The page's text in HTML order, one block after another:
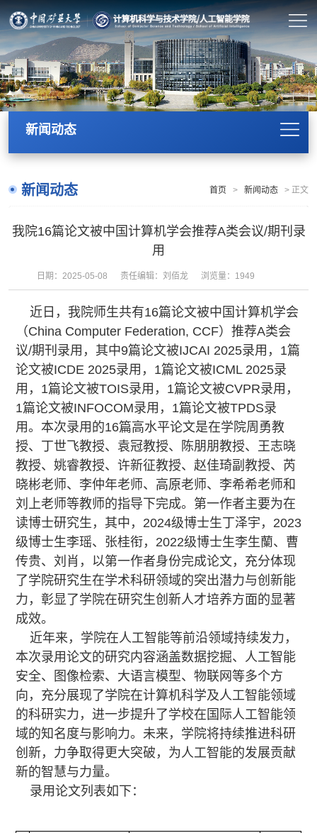
新闻动态
新闻动态 首页 > 新闻动态 >正文
我院16篇论文被中国计算机学会推荐A类会议/期刊录
用
日期：2025-05-08 责任编辑：刘佰龙 浏览量： 1949
近日，我院师生共有16篇论文被中国计算机学会
（China Computer Federation, CCF）推荐A类会
议/期刊录用，其中9篇论文被IJCAI 2025录用， 1篇
论文被ICDE 2025录用， 1篇论文被ICML 2025录
用， 1篇论文被TOIS录用， 1篇论文被CVPR录用，
1篇论文被INFOCOM录用， 1篇论文被TPDS录
用。本次录用的16篇高水平论文是在学院周勇教
授、丁世飞教授、袁冠教授、陈朋朋教授、王志晓
教授、姚睿教授、许新征教授、赵佳琦副教授、芮
晓彬老师、李仲年老师、高原老师、李希希老师和
刘上老师等教师的指导下完成。第一作者主要为在
读博士研究生，其中， 2024级博士生丁泽宇， 2023
级博士生李瑶、张桂衔， 2022级博士生李生蘭、曹
传贵、刘肖，以第一作者身份完成论文，充分体现
了学院研究生在学术科研领域的突出潜力与创新能
力，彰显了学院在研究生创新人才培养方面的显著
成效。
近年来，学院在人工智能等前沿领域持续发力，
本次录用论文的研究内容涵盖数据挖掘、人工智能
安全、图像检索、大语言模型、物联网等多个方
向，充分展现了学院在计算机科学及人工智能领域
的科研实力，进一步提升了学校在国际人工智能领
域的知名度与影响力。未来，学院将持续推进科研
创新，力争取得更大突破，为人工智能的发展贡献
新的智慧与力量。
录用论文列表如下：